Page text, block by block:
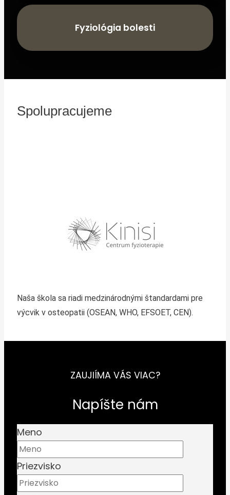
Fyziológia bolesti
Spolupracujeme
Naša škola sa riadi medzinárodnými štandardami pre
výcvik v osteopatii (OSEAN, WHO, EFSOET, CEN).
ZAUJIÍMA VÁS VIAC?
Napíšte nám
Meno
Priezvisko